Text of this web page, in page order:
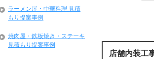
店舗内装工
ラーメン屋・中華料理 見積
もり提案事例
焼肉屋・鉄板焼き・ステーキ
見積もり提案事例